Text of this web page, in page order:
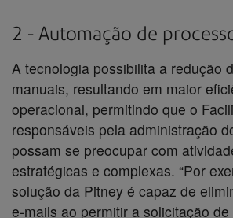
2 - Automação de
A tecnologia possibilita a redução
manuais, resultando em maior
operacional, permitindo que o
responsáveis pela administração
possam se preocupar com
estratégicas e complexas. “Por
solução da Pitney é capaz de
e-mails ao permitir a solicitação